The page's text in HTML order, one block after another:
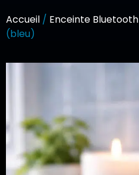
Accueil / Enceinte Bluetooth
(bleu)